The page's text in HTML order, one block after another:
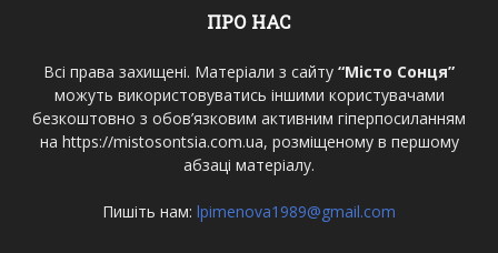
ПРО НАС
Всі права захищені. Матеріали з сайту “Місто Сонця”
можуть використовуватись іншими користувачами
безкоштовно з обов’язковим активним гіперпосиланням
на https://mistosontsia.com.ua, розміщеному в першому
абзаці матеріалу.
Пишіть нам: lpimenova1989@gmail.com